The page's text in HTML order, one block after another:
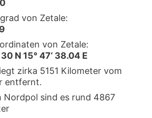
von Zetale:
von Zetale:
30 N 15° 47‘ 38.04 E
zirka 5151 Kilometer vom
entfernt.
Nordpol sind es rund 4867